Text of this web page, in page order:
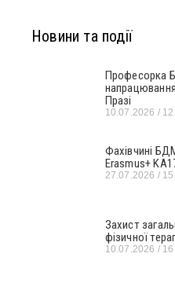
Новини та події
Професорка
Празі
10.07.2026
Фахівчині
Erasmus+
27.07.2026
Захист
фізичної
10.07.2026